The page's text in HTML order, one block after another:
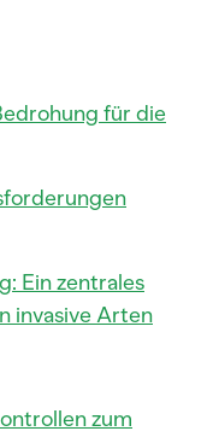
für die
Ein zentrales
invasive Arten
zum